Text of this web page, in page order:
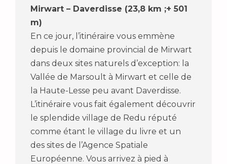
Mirwart – Daverdisse (23,8 km ;+ 501
m)
En ce jour, l’itinéraire vous emmène
depuis le domaine provincial de Mirwart
dans deux sites naturels d’exception: la
Vallée de Marsoult à Mirwart et celle de
la Haute-Lesse peu avant Daverdisse.
L’itinéraire vous fait également découvrir
le splendide village de Redu réputé
comme étant le village du livre et un
des sites de l’Agence Spatiale
Européenne. Vous arrivez à pied à